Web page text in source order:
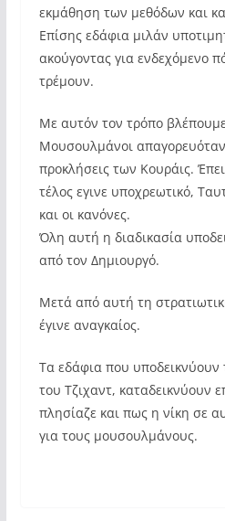
εκμάθηση των μεθόδων και
Επίσης εδάφια μιλάν
ακούγοντας για ενδεχόμενο
τρέμουν.
Με αυτόν τον τρόπο
Μουσουλμάνοι
προκλήσεις των Κουράις.
τέλος εγινε υποχρεωτικό,
και οι κανόνες.
Όλη αυτή η διαδικασία
από τον Δημιουργό.
Μετά από αυτή τη
έγινε αναγκαίος.
Τα εδάφια που υποδεικνύουν
του Τζιχαντ, καταδεικνύουν
πλησίαζε και πως η νίκη σε
για τους μουσουλμάνους.